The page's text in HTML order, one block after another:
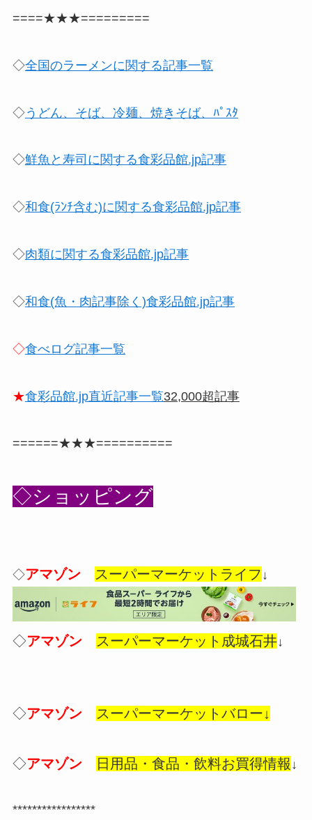
====★★★=========
◇全国のラーメンに関する記事一覧
◇うどん、そば、冷麺、焼きそば、ﾊﾟｽﾀ
◇鮮魚と寿司に関する食彩品館.jp記事
◇和食(ﾗﾝﾁ含む)に関する食彩品館.jp記事
◇肉類に関する食彩品館.jp記事
◇和食(魚・肉記事除く)食彩品館.jp記事
◇食べログ記事一覧
★食彩品館.jp直近記事一覧32,000超記事
======★★★==========
◇ショッピング
◇アマゾン スーパーマーケットライフ ↓
◇アマゾン スーパーマーケット成城石井↓
◇アマゾン スーパーマーケットバロー↓
◇アマゾン 日用品・食品・飲料お買得情報 ↓
*****************